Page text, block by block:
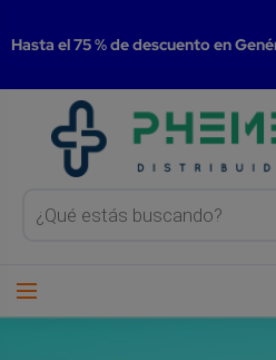
Hasta el 75 % de descuento en
search